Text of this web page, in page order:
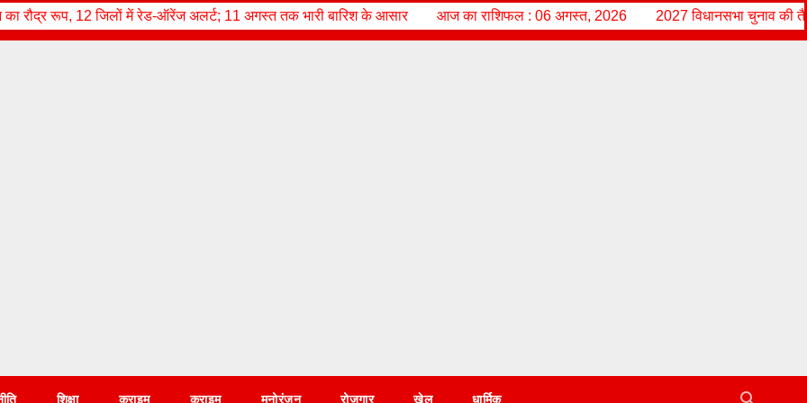
में रेड-ऑरेंज अलर्ट; 11 अगस्त तक भारी बारिश के आसार आज का राशिफल : 06 अगस्त, 2026 2027 विधानसभा चुनाव की तैयारी में जुटे राज्य
शिक्षा क्राइम क्राइम मनोरंजन रोज़गार खेल धार्मिक